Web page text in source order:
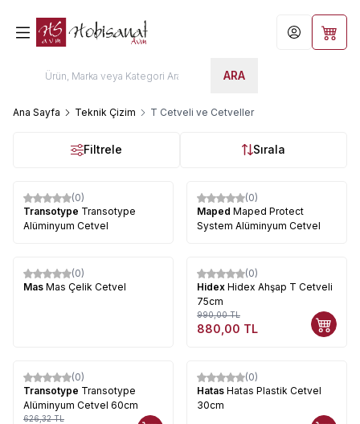
ARA
Hesabım
Ana Sayfa Teknik Çizim T Cetveli ve Cetveller
Filtrele Sırala
(0)
Transotype Transotype
Alüminyum Cetvel
(0)
Maped Maped Protect
System Alüminyum Cetvel
(0)
Mas Mas Çelik Cetvel
%11
(0)
Hidex Hidex Ahşap T Cetveli
75cm
990,00TL
880,00 TL
%5
(0)
Transotype Transotype
Alüminyum Cetvel 60cm
626,32TL
(0)
Hatas Hatas Plastik Cetvel
30cm